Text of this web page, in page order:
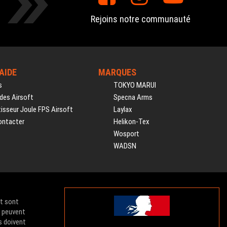
Rejoins notre communauté
Airsoft
Joule FPS Airsoft
MARQUES
TOKYO MARUI
Specna Arms
Laylax
Helikon-Tex
Wosport
WADSN
sont
doivent